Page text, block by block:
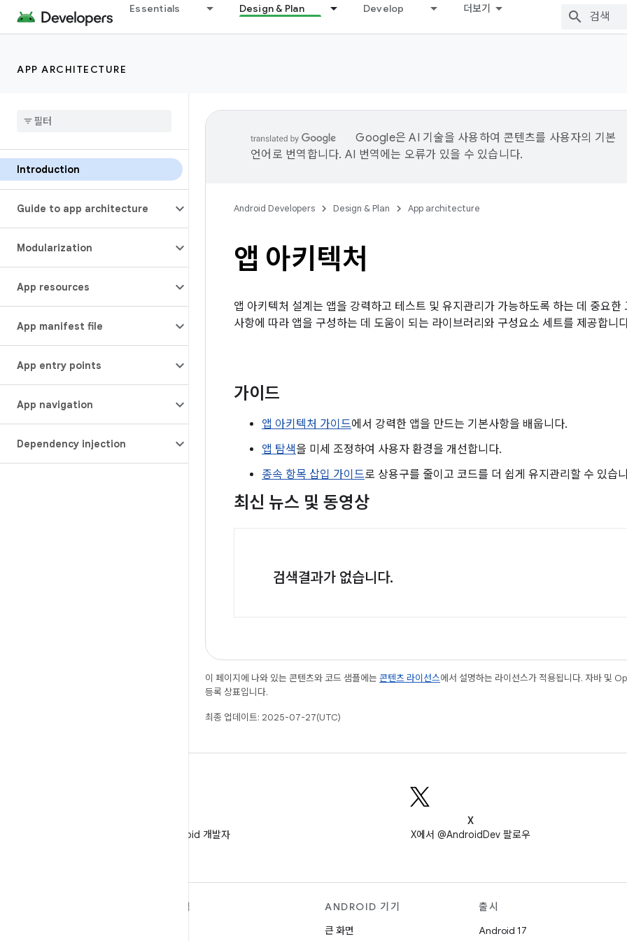
Essentials Design & Plan Develop 더보기
APP ARCHITECTURE
Introduction
Guide to app architecture
Modularization
App resources
App manifest file
App entry points
App navigation
Dependency injection
Google은 AI 기술을 사용하여 콘텐츠를 사용자의 기본
언어로 번역합니다. AI 번역에는 오류가 있을 수 있습니다.
Android Developers Design & Plan App architecture
앱 아키텍처
앱 아키텍처 설계는 앱을 강력하고 테스트 및 유지관리가 가능하도록 하는 데 중요
사항에 따라 앱을 구성하는 데 도움이 되는 라이브러리와 구성요소 세트를 제공합니
가이드
앱 아키텍처 가이드에서 강력한 앱을 만드는 기본사항을 배웁니다.
앱 탐색을 미세 조정하여 사용자 환경을 개선합니다.
종속 항목 삽입 가이드로 상용구를 줄이고 코드를 더 쉽게 유지관리할 수 있습
최신 뉴스 및 동영상
검색결과가 없습니다.
이 페이지에 나와 있는 콘텐츠와 코드 샘플에는 콘텐츠 라이선스에서 설명하는 라이선스가 적용됩니다. 자바 및
등록 상표입니다.
최종 업데이트: 2025-07-27(UTC)
WeChat에서 Android 개발자
X
X에서 @AndroidDev 팔로우
탐색
ANDROID 기기
큰 화면
출시
Android 17